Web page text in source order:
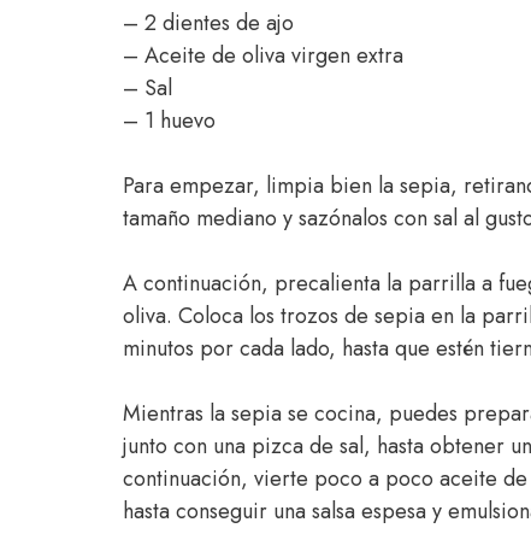
– 2 dientes de ajo
– Aceite de oliva virgen extra
– Sal
– 1 huevo
Para empezar, limpia bien la sepia,
tamaño mediano y sazónalos con sal al
A continuación, precalienta la parrilla a
oliva. Coloca los trozos de sepia en la
minutos por cada lado, hasta que estén
Mientras la sepia se cocina, puedes
junto con una pizca de sal, hasta obtener
continuación, vierte poco a poco aceite
hasta conseguir una salsa espesa y